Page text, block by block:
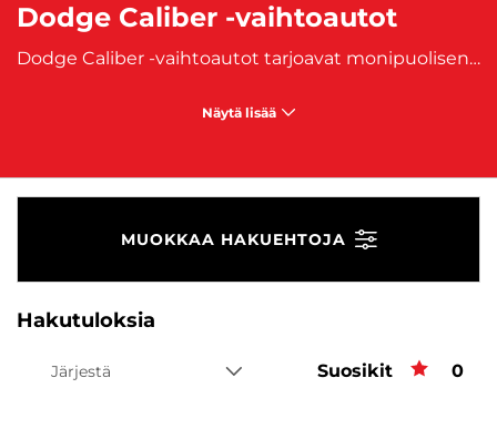
Dodge Caliber -vaihtoautot
Dodge Caliber -vaihtoautot tarjoavat monipuolisen ja persoonallisen valinnan kompaktin crossoverin ystäville. Caliber on suunniteltu käytännöllisyyttä ja rohkeaa tyyliä arvostaville kuljettajille, jotka haluavat yhdistää tilavuuden ja kompaktiuden yhdessä paketissa. Tämä viistoperäinen malli erottuu massasta sen rohkealla ja särmikkäällä muotoilulla, joka tuo ripauksen amerikkalaista tyyliä jokapäiväiseen ajokokemukseen.
Näytä lisää
MUOKKAA HAKUEHTOJA
Hakutuloksia
Järjestä Suosikit 0